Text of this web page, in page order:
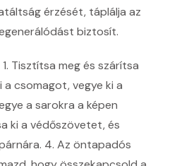
érzését, táplálja az
biztosít.
1. Tisztítsa meg és szárítsa
a csomagot, vegye ki a
a sarokra a képen
ki a védőszövetet, és
4. Az öntapadós